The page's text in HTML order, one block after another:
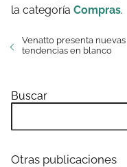
la categoría Compras.
Venatto presenta nuevas
tendencias en blanco
Buscar
Otras publicaciones